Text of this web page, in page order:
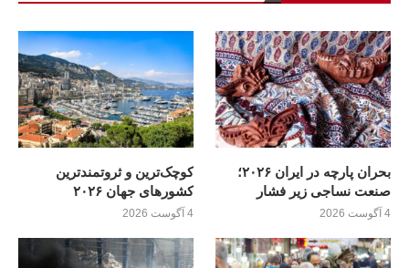
بحران پارچه در ایران ۲۰۲۶؛
صنعت نساجی زیر فشار
4 آگوست 2026
کوچک‌ترین و ثروتمندترین
کشورهای جهان ۲۰۲۶
4 آگوست 2026